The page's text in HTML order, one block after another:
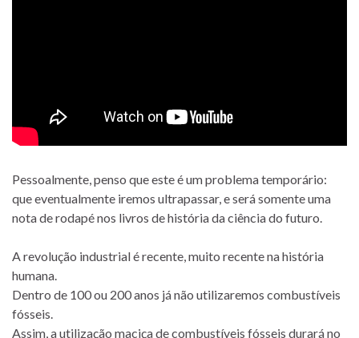
Pessoalmente, penso que este é um problema temporário:
que eventualmente iremos ultrapassar, e será somente uma
nota de rodapé nos livros de história da ciência do futuro.
A revolução industrial é recente, muito recente na história
humana.
Dentro de 100 ou 200 anos já não utilizaremos combustíveis
fósseis.
Assim, a utilização maciça de combustíveis fósseis durará no